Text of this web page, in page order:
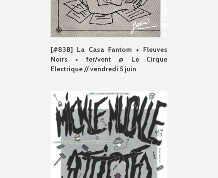
[#838] La Casa Fantom + Fleuves
Noirs + fer/vent @ Le Cirque
Electrique // vendredi 5 juin